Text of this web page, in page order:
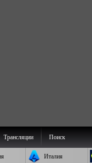
Трансляции Поиск
Италия